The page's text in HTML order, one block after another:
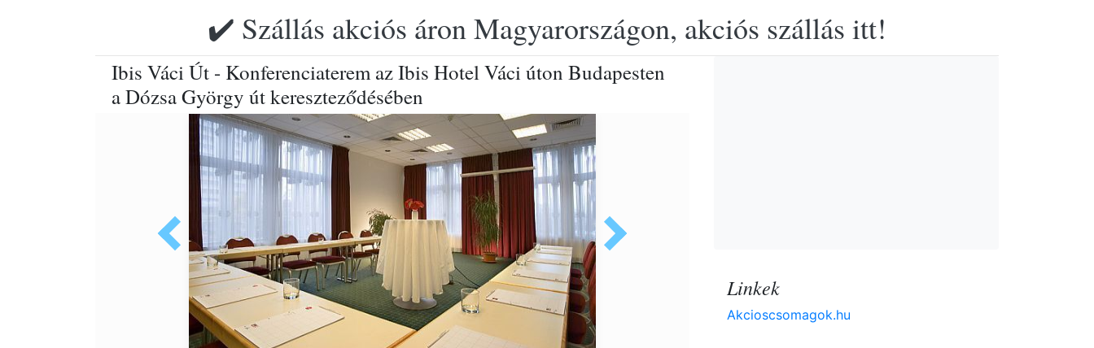
✔️ Szállás akciós áron Magyarországon, akciós szállás itt!
Ibis Váci Út - Konferenciaterem az Ibis Hotel Váci úton Budapesten
a Dózsa György út kereszteződésében
Linkek
Akcioscsomagok.hu